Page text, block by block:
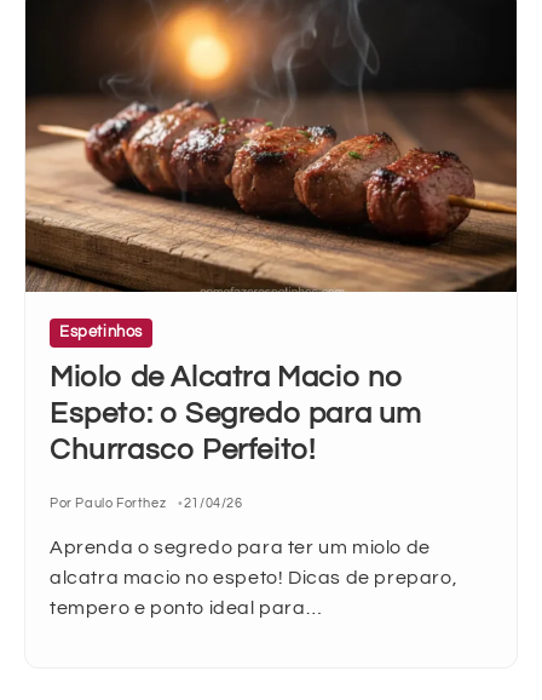
Espetinhos
Miolo de Alcatra Macio no
Espeto: o Segredo para um
Churrasco Perfeito!
Por Paulo Forthez 21/04/26
Aprenda o segredo para ter um miolo de
alcatra macio no espeto! Dicas de preparo,
tempero e ponto ideal para…